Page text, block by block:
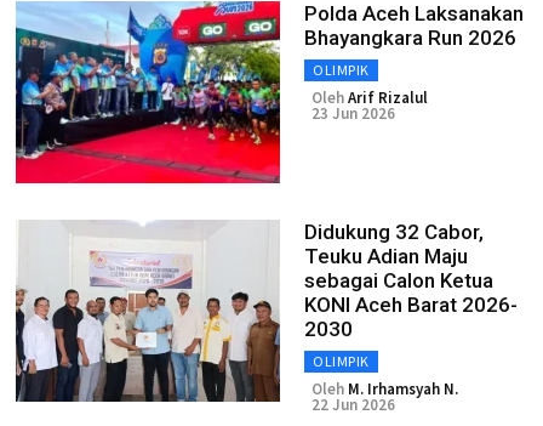
Polda Aceh Laksanakan
Bhayangkara Run 2026
OLIMPIK
OlehArif Rizalul
23 Jun 2026
Didukung 32 Cabor,
Teuku Adian Maju
sebagai Calon Ketua
KONI Aceh Barat 2026-
2030
OLIMPIK
Oleh M. Irhamsyah N.
22 Jun 2026